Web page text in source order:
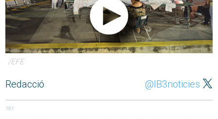
/EFE
Redacció @IB3noticies
181